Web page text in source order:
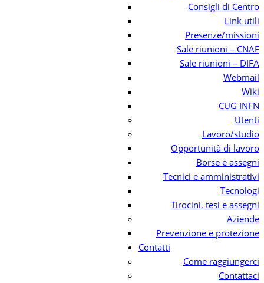
Consigli di Centro
Link utili
Presenze/missioni
Sale riunioni – CNAF
Sale riunioni – DIFA
Webmail
Wiki
CUG INFN
Utenti
Lavoro/studio
Opportunità di lavoro
Borse e assegni
Tecnici e amministrativi
Tecnologi
Tirocini, tesi e assegni
Aziende
Prevenzione e protezione
Contatti
Come raggiungerci
Contattaci